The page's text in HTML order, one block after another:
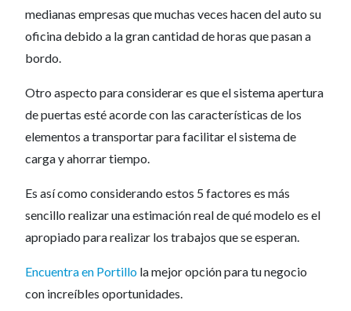
medianas empresas que muchas veces hacen del auto su
oficina debido a la gran cantidad de horas que pasan a
bordo.
Otro aspecto para considerar es que el sistema apertura
de puertas esté acorde con las características de los
elementos a transportar para facilitar el sistema de
carga y ahorrar tiempo.
Es así como considerando estos 5 factores es más
sencillo realizar una estimación real de qué modelo es el
apropiado para realizar los trabajos que se esperan.
Encuentra en Portillo la mejor opción para tu negocio
con increíbles oportunidades.